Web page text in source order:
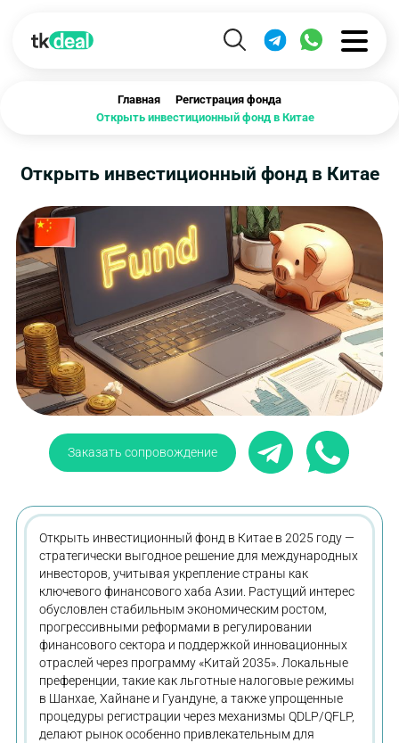
Главная
Регистрация фонда
Открыть инвестиционный фонд в Китае
Открыть инвестиционный фонд в Китае
Заказать сопровождение
Открыть инвестиционный фонд в Китае в 2025 году —
стратегически выгодное решение для международных
инвесторов, учитывая укрепление страны как
ключевого финансового хаба Азии. Растущий интерес
обусловлен стабильным экономическим ростом,
прогрессивными реформами в регулировании
финансового сектора и поддержкой инновационных
отраслей через программу «Китай 2035». Локальные
преференции, такие как льготные налоговые режимы
в Шанхае, Хайнане и Гуандуне, а также упрощенные
процедуры регистрации через механизмы QDLP/QFLP,
делают рынок особенно привлекательным для